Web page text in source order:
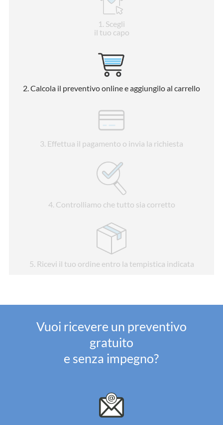
1 . Scegli
il tuo capo
2. Calcola il preventivo online e aggiungilo al carrello
3. Effettua il pagamento o invia la richiesta
4. Controlliamo che tutto sia corretto
5. Ricevi il tuo ordine entro la tempistica indicata
Vuoi ricevere un preventivo
gratuito
e senza impegno?